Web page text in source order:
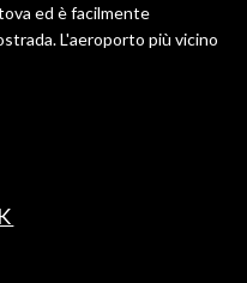
ed è facilmente
L'aeroporto più vicino